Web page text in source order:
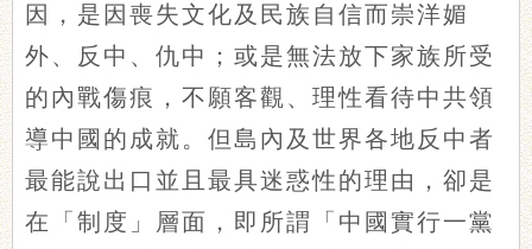
因，是因喪失文化及民族自信而崇洋媚
外、反中、仇中；或是無法放下家族所受
的內戰傷痕，不願客觀、理性看待中共領
導中國的成就。但島內及世界各地反中者
最能說出口並且最具迷惑性的理由，卻是
在「制度」層面，即所謂「中國實行一黨